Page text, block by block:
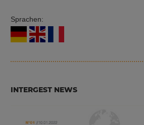
Sprachen:
INTERGEST NEWS